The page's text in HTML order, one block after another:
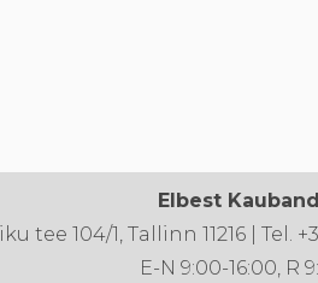
Elbest
tee 104/1, Tallinn 11216 | Tel.
E-N 9:00-16:00, R